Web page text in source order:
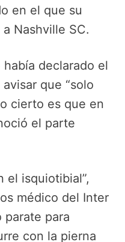
en el que su
Nashville SC.
declarado el
que “solo
cierto es que en
el parte
el isquiotibial”,
médico del Inter
para
con la pierna